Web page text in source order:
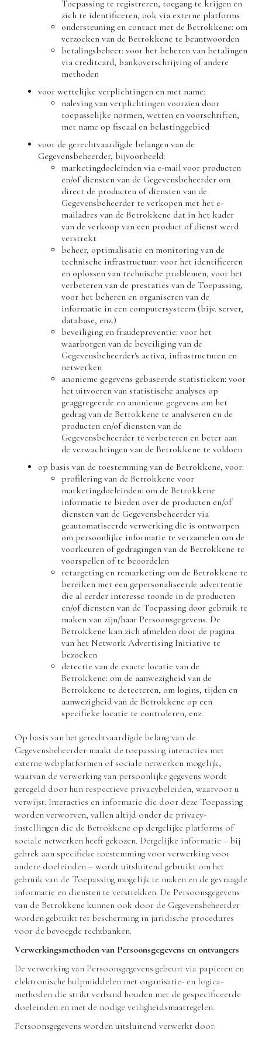
Toepassing te registreren, toegang te krijgen en
zich te identificeren, ook via externe platforms
ondersteuning en contact met de Betrokkene: om
verzoeken van de Betrokkene te beantwoorden
betalingsbeheer: voor het beheren van betalingen
via creditcard, bankoverschrijving of andere
methoden
voor wettelijke verplichtingen en met name:
naleving van verplichtingen voorzien door
toepasselijke normen, wetten en voorschriften,
met name op fiscaal en belastinggebied
voor de gerechtvaardigde belangen van de
Gegevensbeheerder, bijvoorbeeld:
marketingdoeleinden via e-mail voor producten
en/of diensten van de Gegevensbeheerder om
direct de producten of diensten van de
Gegevensbeheerder te verkopen met het e-
mailadres van de Betrokkene dat in het kader
van de verkoop van een product of dienst werd
verstrekt
beheer, optimalisatie en monitoring van de
technische infrastructuur: voor het identificeren
en oplossen van technische problemen, voor het
verbeteren van de prestaties van de Toepassing,
voor het beheren en organiseren van de
informatie in een computersysteem (bijv. server,
database, enz.)
beveiliging en fraudepreventie: voor het
waarborgen van de beveiliging van de
Gegevensbeheerder's activa, infrastructuren en
netwerken
anonieme gegevens gebaseerde statistieken: voor
het uitvoeren van statistische analyses op
geaggregeerde en anonieme gegevens om het
gedrag van de Betrokkene te analyseren en de
producten en/of diensten van de
Gegevensbeheerder te verbeteren en beter aan
de verwachtingen van de Betrokkene te voldoen
op basis van de toestemming van de Betrokkene, voor:
profilering van de Betrokkene voor
marketingdoeleinden: om de Betrokkene
informatie te bieden over de producten en/of
diensten van de Gegevensbeheerder via
geautomatiseerde verwerking die is ontworpen
om persoonlijke informatie te verzamelen om de
voorkeuren of gedragingen van de Betrokkene te
voorspellen of te beoordelen
retargeting en remarketing: om de Betrokkene te
bereiken met een gepersonaliseerde advertentie
die al eerder interesse toonde in de producten
en/of diensten van de Toepassing door gebruik te
maken van zijn/haar Persoonsgegevens. De
Betrokkene kan zich afmelden door de pagina
van het Network Advertising Initiative te
bezoeken
detectie van de exacte locatie van de
Betrokkene: om de aanwezigheid van de
Betrokkene te detecteren, om logins, tijden en
aanwezigheid van de Betrokkene op een
specifieke locatie te controleren, enz.
Op basis van het gerechtvaardigde belang van de
Gegevensbeheerder maakt de toepassing interacties met
externe webplatformen of sociale netwerken mogelijk,
waarvan de verwerking van persoonlijke gegevens wordt
geregeld door hun respectieve privacybeleiden, waarvoor u
verwijst. Interacties en informatie die door deze Toepassing
worden verworven, vallen altijd onder de privacy-
instellingen die de Betrokkene op dergelijke platforms of
sociale netwerken heeft gekozen. Dergelijke informatie – bij
gebrek aan specifieke toestemming voor verwerking voor
andere doeleinden – wordt uitsluitend gebruikt om het
gebruik van de Toepassing mogelijk te maken en de gevraagde
informatie en diensten te verstrekken. De Persoonsgegevens
van de Betrokkene kunnen ook door de Gegevensbeheerder
worden gebruikt ter bescherming in juridische procedures
voor de bevoegde rechtbanken.
Verwerkingsmethoden van Persoonsgegevens en ontvangers
De verwerking van Persoonsgegevens gebeurt via papieren en
elektronische hulpmiddelen met organisatie- en logica-
methoden die strikt verband houden met de gespecificeerde
doeleinden en met de nodige veiligheidsmaatregelen.
Persoonsgegevens worden uitsluitend verwerkt door: